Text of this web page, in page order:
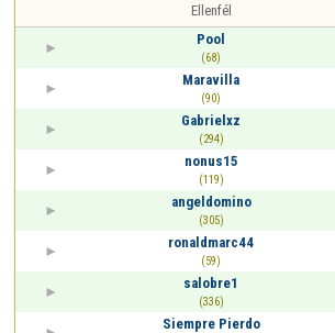
Ellenfél
Pool
(68)
Maravilla
(90)
Gabrielxz
(294)
nonus15
(119)
angeldomino
(305)
ronaldmarc44
(59)
salobre1
(336)
Siempre Pierdo